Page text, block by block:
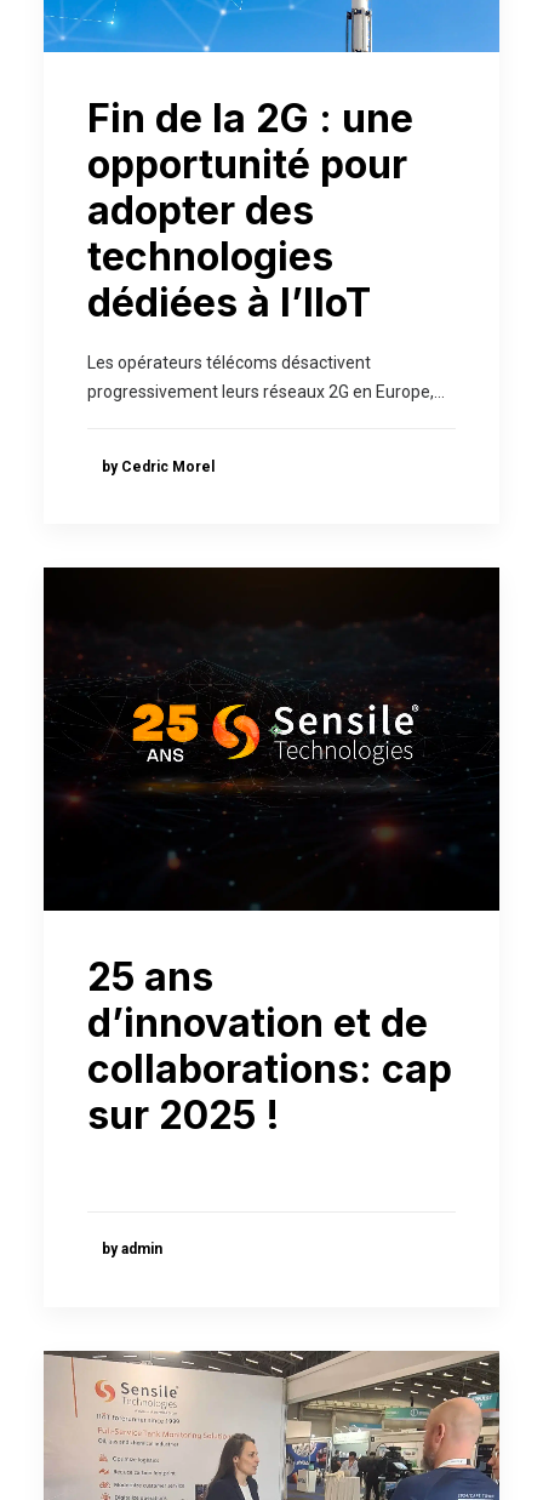
Fin de la 2G : une
opportunité pour
adopter des
technologies
dédiées à l’IIoT
Les opérateurs télécoms désactivent
progressivement leurs réseaux 2G en Europe,…
by Cedric Morel
25 ans
d’innovation et de
collaborations: cap
sur 2025 !
by admin